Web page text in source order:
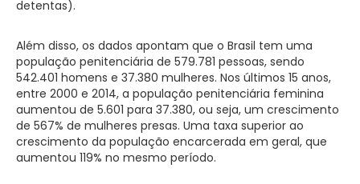
detentas).
Além disso, os dados apontam que o Brasil tem uma
população penitenciária de 579.781 pessoas, sendo
542.401 homens e 37.380 mulheres. Nos últimos 15 anos,
entre 2000 e 2014, a população penitenciária feminina
aumentou de 5.601 para 37.380, ou seja, um crescimento
de 567% de mulheres presas. Uma taxa superior ao
crescimento da população encarcerada em geral, que
aumentou 119% no mesmo período.